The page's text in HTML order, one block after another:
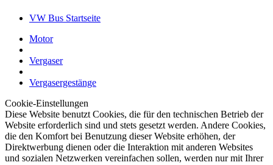
VW Bus Startseite
Motor
Vergaser
Vergasergestänge
Cookie-Einstellungen
Diese Website benutzt Cookies, die für den technischen Betrieb der
Website erforderlich sind und stets gesetzt werden. Andere Cookies,
die den Komfort bei Benutzung dieser Website erhöhen, der
Direktwerbung dienen oder die Interaktion mit anderen Websites
und sozialen Netzwerken vereinfachen sollen, werden nur mit Ihrer